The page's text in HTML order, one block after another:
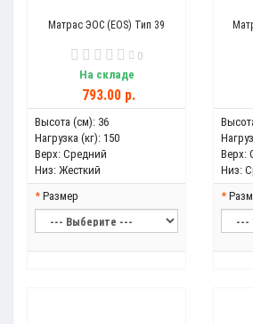
Матрас ЭОС (EOS) Тип 39
0
На складе
793.00 р.
Высота (см): 36
Нагрузка (кг): 150
Верх: Средний
Низ: Жесткий
Размер
Верх:
Низ: